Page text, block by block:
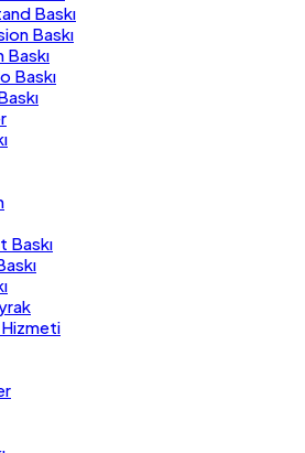
Baskı
Baskı
Baskı
Baskı
Hizmeti